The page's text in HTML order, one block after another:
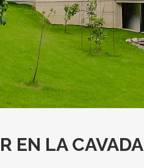
EN LA CAVADA